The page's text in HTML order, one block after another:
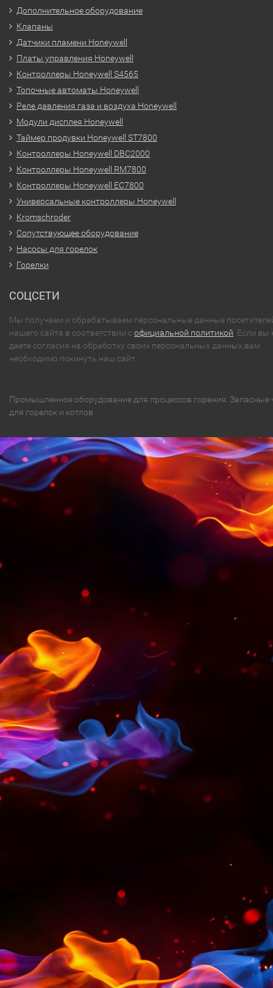
Дополнительное оборудование
Клапаны
Датчики пламени Honeywell
Платы управления Honeywell
Контроллеры Honeywell S4565
Топочные автоматы Honeywell
Реле давления газа и воздуха Honeywell
Модули дисплея Honeywell
Таймер продувки Honeywell ST7800
Контроллеры Honeywell DBC2000
Контроллеры Honeywell RM7800
Контроллеры Honeywell EC7800
Универсальные контроллеры Honeywell
Kromschroder
Сопутствующее оборудование
Насосы для горелок
Горелки
СОЦСЕТИ
Мы получаем и обрабатываем персональные данные
нашего сайта в соответствии софициальной политикой . Если вы
даете согласия на обработку своих персональных данных,вам
необходимо покинуть наш сайт.
Промышленное оборудование для процессов горения. Запасные
для горелок и котлов